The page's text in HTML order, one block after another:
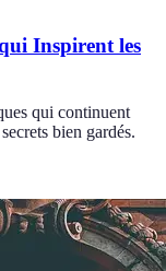
Inspirent les
qui continuent
bien gardés.